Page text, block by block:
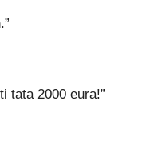
tata 2000 eura!”